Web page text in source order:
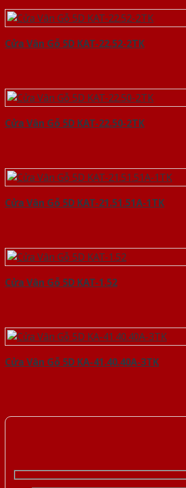
Cửa Vân Gỗ 5D KAT-22.52-2TK
Cửa Vân Gỗ 5D KAT-22.50-2TK
Cửa Vân Gỗ 5D KAT-21.51.51A-1TK
Cửa Vân Gỗ 5D KAT-1.52
Cửa Vân Gỗ 5D KA-41.40.40A-3TK